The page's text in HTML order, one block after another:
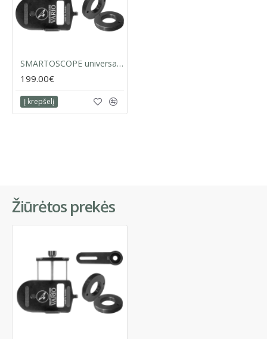
SMARTOSCOPE universalus Kowa monoklių TSN-55/60/66/82SV adapteris telefonui
199.00€
Į krepšelį
Žiūrėtos prekės